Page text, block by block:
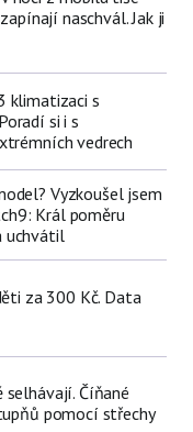
naschvál. Jak ji
klimatizaci s
si i s
vedrech
Vyzkoušel jsem
Král poměru
uchvátil
za 300 Kč. Data
Číňané
pomocí střechy